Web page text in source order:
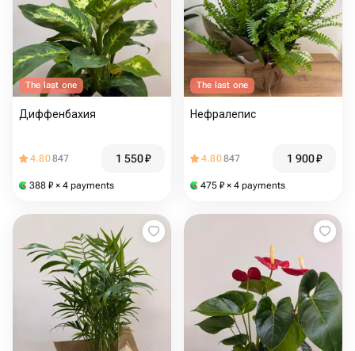
The last one
Диффенбахия
4.80847 1 550₽
388 ₽ × 4 payments
The last one
Нефралепис
4.80847 1 900₽
475 ₽ × 4 payments